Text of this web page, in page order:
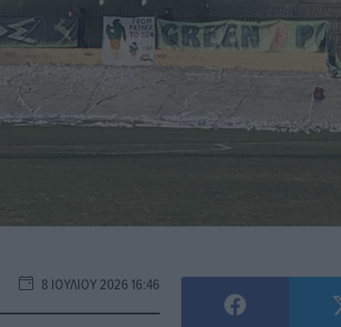
8 ΙΟΥΛΊΟΥ 2026 16:46